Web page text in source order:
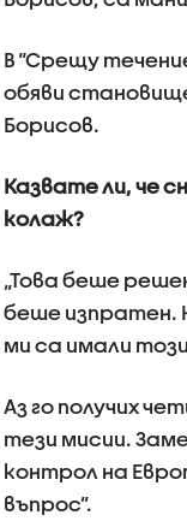
В “Срещу
обяви
Борисов.
Казвате ли, че
колаж?
„Това беше
беше изпратен.
ми са имали
Аз го получих
тези мисии.
контрол на
въпрос”.